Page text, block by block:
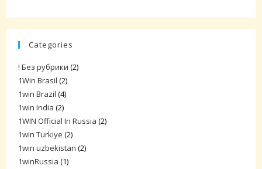
Categories
! Без рубрики (2)
1Win Brasil (2)
1win Brazil (4)
1win India (2)
1WIN Official In Russia (2)
1win Turkiye (2)
1win uzbekistan (2)
1winRussia (1)